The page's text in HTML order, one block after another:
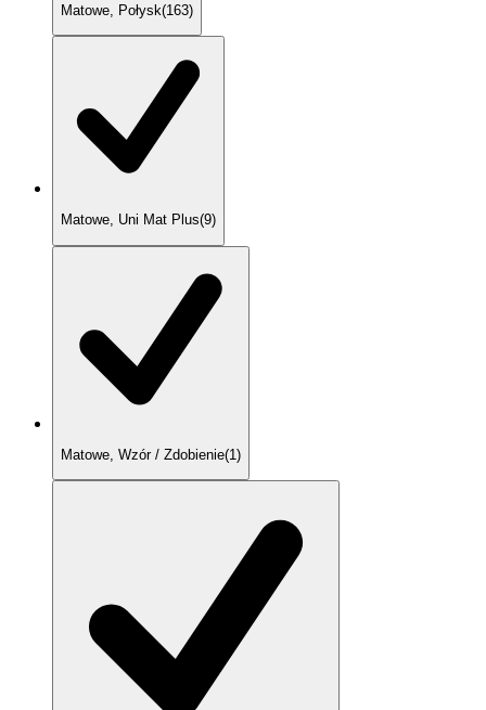
Matowe, Połysk(163)
Matowe, Uni Mat Plus(9)
Matowe, Wzór / Zdobienie(1)